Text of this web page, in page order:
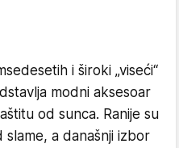
i široki „viseći“
modni aksesoar
od sunca. Ranije su
a današnji izbor